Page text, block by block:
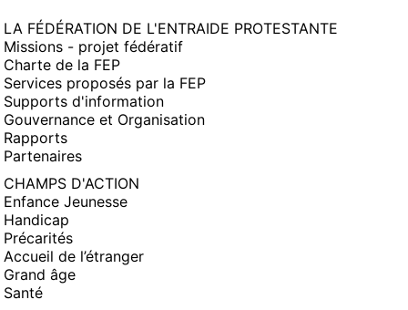
LA FÉDÉRATION DE L'ENTRAIDE PROTESTANTE
Missions - projet fédératif
Charte de la FEP
Services proposés par la FEP
Supports d'information
Gouvernance et Organisation
Rapports
Partenaires
CHAMPS D'ACTION
Enfance Jeunesse
Handicap
Précarités
Accueil de l’étranger
Grand âge
Santé